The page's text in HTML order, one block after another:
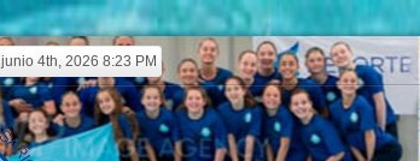
junio 4th, 2026 8:23 PM